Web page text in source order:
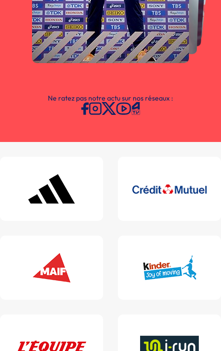
Ne ratez pas notre actu sur nos réseaux :